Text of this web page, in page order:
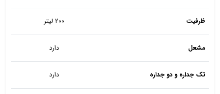
ظرفیت 200 لیتر
مشعل دارد
تک جداره و دو جداره دارد